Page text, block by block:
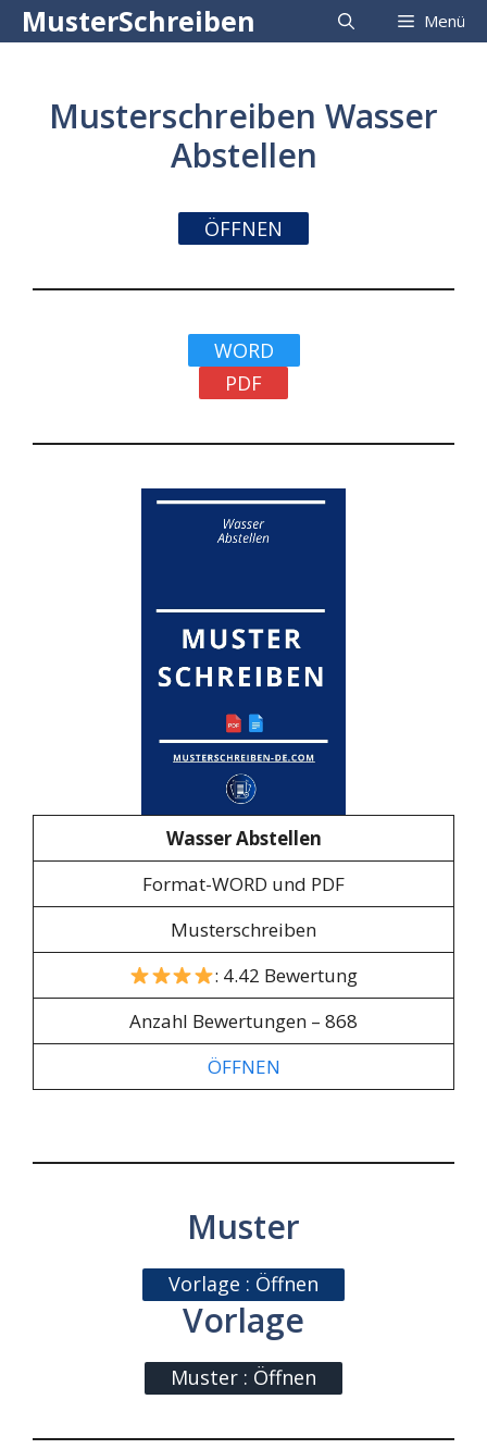
Zum
Inhalt
MusterSchreiben Menü
Musterschreiben Wasser
Abstellen
ÖFFNEN
WORD
PDF
Wasser Abstellen
Format-WORD und PDF
Musterschreiben
: 4.42 Bewertung
Anzahl Bewertungen – 868
ÖFFNEN
Muster
Vorlage : Öffnen
Vorlage
Muster : Öffnen